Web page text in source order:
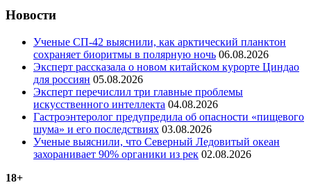
Новости
Ученые СП-42 выяснили, как арктический планктон
сохраняет биоритмы в полярную ночь 06.08.2026
Эксперт рассказала о новом китайском курорте Циндао
для россиян 05.08.2026
Эксперт перечислил три главные проблемы
искусственного интеллекта 04.08.2026
Гастроэнтеролог предупредила об опасности «пищевого
шума» и его последствиях 03.08.2026
Ученые выяснили, что Северный Ледовитый океан
захоранивает 90% органики из рек 02.08.2026
18+